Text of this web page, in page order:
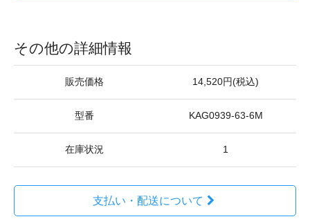
その他の詳細情報
販売価格 14,520円(税込)
型番 KAG0939-63-6M
在庫状況 1
支払い・配送について